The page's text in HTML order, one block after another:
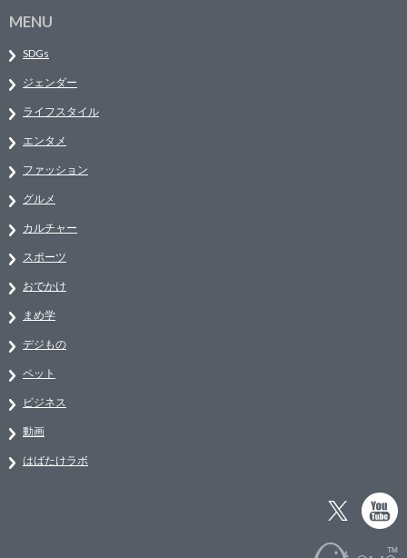
MENU
SDGs
ジェンダー
ライフスタイル
エンタメ
ファッション
グルメ
カルチャー
スポーツ
おでかけ
まめ学
デジもの
ペット
ビジネス
動画
はばたけラボ